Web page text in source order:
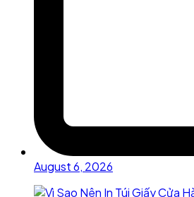
August 6, 2026